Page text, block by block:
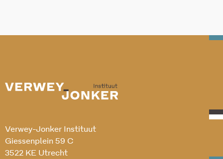
Verwey-Jonker Instituut
Giessenplein 59 C
3522 KE Utrecht